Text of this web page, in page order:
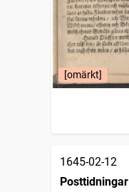
[omärkt]
1645-02-12
Posttidningar